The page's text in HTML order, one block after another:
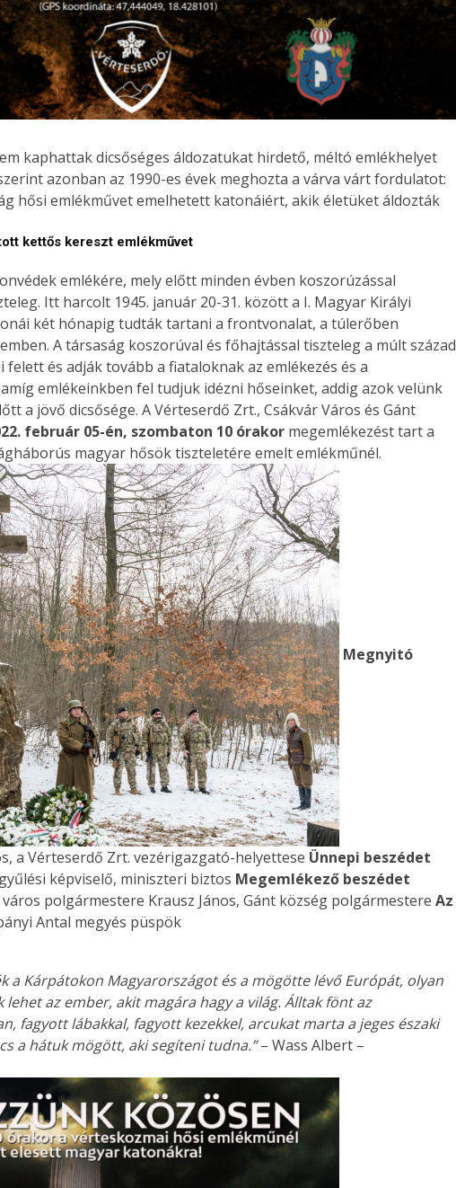
kaphattak dicsőséges áldozatukat hirdető, méltó emlékhelyet
azonban az 1990-es évek meghozta a várva várt fordulatot:
hősi emlékművet emelhetett katonáiért, akik életüket áldozták
kettős kereszt emlékművet
emlékére, mely előtt minden évben koszorúzással
Itt harcolt 1945. január 20-31. között a I. Magyar Királyi
két hónapig tudták tartani a frontvonalat, a túlerőben
A társaság koszorúval és főhajtással tiszteleg a múlt század
és adják tovább a fiataloknak az emlékezés és a
emlékeinkben fel tudjuk idézni hőseinket, addig azok velünk
a jövő dicsősége. A Vérteserdő Zrt., Csákvár Város és Gánt
február 05-én, szombaton 10 órakor megemlékezést tart a
magyar hősök tiszteletére emelt emlékműnél.
Megnyitó
a Vérteserdő Zrt. vezérigazgató-helyettese Ünnepi beszédet
képviselő, miniszteri biztos Megemlékező beszédet
város polgármestere Krausz János, Gánt község polgármestere Az
Antal megyés püspök
a Kárpátokon Magyarországot és a mögötte lévő Európát, olyan
lehet az ember, akit magára hagy a világ. Álltak fönt az
fagyott lábakkal, fagyott kezekkel, arcukat marta a jeges északi
a hátuk mögött, aki segíteni tudna.”– Wass Albert –